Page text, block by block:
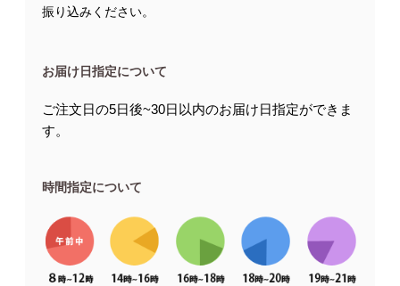
振り込みください。
お届け日指定について
ご注文日の5日後~30日以内のお届け日指定ができま
す。
時間指定について